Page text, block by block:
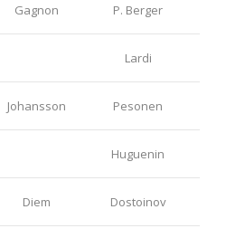
Gagnon P. Berger
Lardi
Johansson Pesonen
Huguenin
Diem Dostoinov